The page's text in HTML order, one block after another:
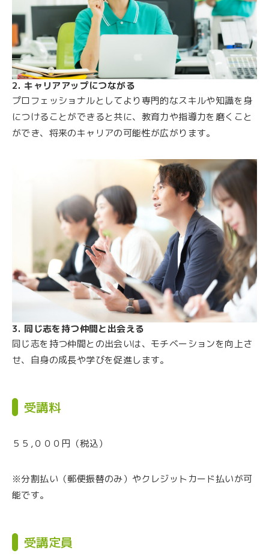
2. キャリアアップにつながる
プロフェッショナルとしてより専門的なスキルや知識を身
につけることができると共に、教育力や指導力を磨くこと
ができ、将来のキャリアの可能性が広がります。
3. 同じ志を持つ仲間と出会える
同じ志を持つ仲間との出会いは、モチベーションを向上さ
せ、自身の成長や学びを促進します。
受講料
５５,０００円（税込）
※分割払い（郵便振替のみ）やクレジットカード払いが可
能です。
受講定員